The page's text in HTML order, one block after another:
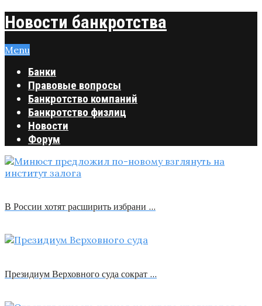
Новости банкротства
Menu
Банки
Правовые вопросы
Банкротство компаний
Банкротство физлиц
Новости
Форум
В России хотят расширить избрани …
Президиум Верховного суда сократ …